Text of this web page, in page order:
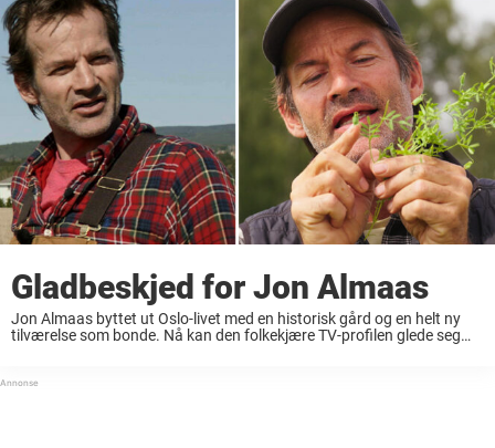
Gladbeskjed for Jon Almaas
Jon Almaas byttet ut Oslo-livet med en historisk gård og en helt ny
tilværelse som bonde. Nå kan den folkekjære TV-profilen glede seg